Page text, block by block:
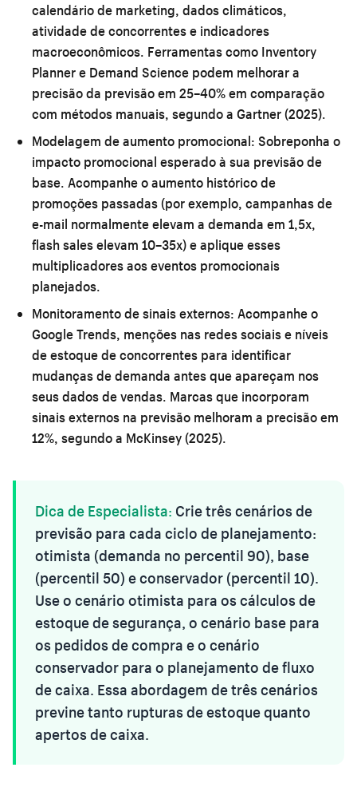
calendário de marketing, dados climáticos,
atividade de concorrentes e indicadores
macroeconômicos. Ferramentas como Inventory
Planner e Demand Science podem melhorar a
precisão da previsão em 25–40% em comparação
com métodos manuais, segundo a Gartner (2025).
Modelagem de aumento promocional: Sobreponha o
impacto promocional esperado à sua previsão de
base. Acompanhe o aumento histórico de
promoções passadas (por exemplo, campanhas de
e-mail normalmente elevam a demanda em 1,5x,
flash sales elevam 10–35x) e aplique esses
multiplicadores aos eventos promocionais
planejados.
Monitoramento de sinais externos: Acompanhe o
Google Trends, menções nas redes sociais e níveis
de estoque de concorrentes para identificar
mudanças de demanda antes que apareçam nos
seus dados de vendas. Marcas que incorporam
sinais externos na previsão melhoram a precisão em
12%, segundo a McKinsey (2025).
Dica de Especialista: Crie três cenários de
previsão para cada ciclo de planejamento:
otimista (demanda no percentil 90), base
(percentil 50) e conservador (percentil 10).
Use o cenário otimista para os cálculos de
estoque de segurança, o cenário base para
os pedidos de compra e o cenário
conservador para o planejamento de fluxo
de caixa. Essa abordagem de três cenários
previne tanto rupturas de estoque quanto
apertos de caixa.